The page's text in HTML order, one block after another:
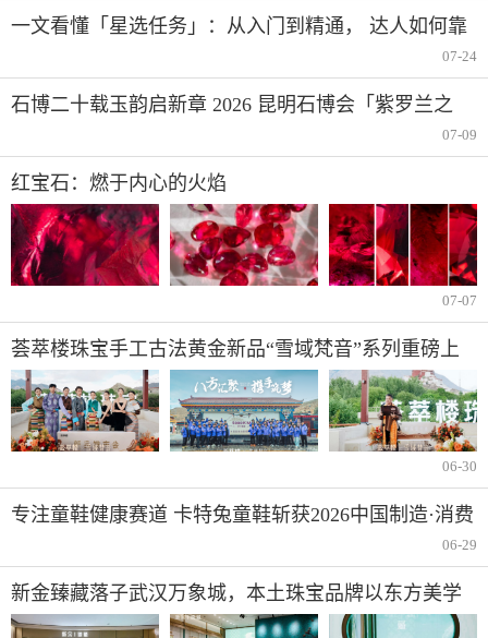
一文看懂「星选任务」：从入门到精通， 达人如何靠
07-24
石博二十载玉韵启新章 2026 昆明石博会「紫罗兰之
07-09
红宝石：燃于内心的火焰
07-07
荟萃楼珠宝手工古法黄金新品“雪域梵音”系列重磅上
市
06-30
专注童鞋健康赛道 卡特兔童鞋斩获2026中国制造·消费
06-29
新金臻藏落子武汉万象城，本土珠宝品牌以东方美学
再启高端新章